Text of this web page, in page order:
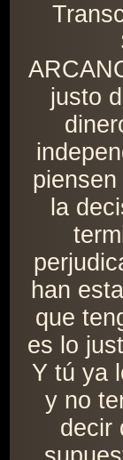
justo
la
han
que
es lo
Y tú ya
y no
decir